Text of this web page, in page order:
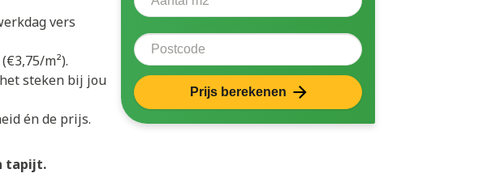
vers
m²).
steken bij jou
én de prijs.
Postcode
Prijs berekenen
tapijt.